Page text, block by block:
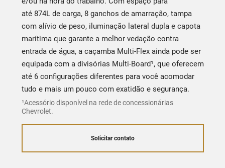
até 874L de carga, 8 ganchos de amarração, tampa
com alívio de peso, iluminação lateral dupla e capota
marítima que garante a melhor vedação contra
entrada de água, a caçamba Multi-Flex ainda pode ser
equipada com a divisórias Multi-Board¹, que oferecem
até 6 configurações diferentes para você acomodar
tudo e mais um pouco com exatidão e segurança.
¹Acessório disponível na rede de concessionárias
Chevrolet.
Solicitar contato